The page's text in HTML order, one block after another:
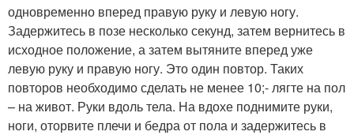
одновременно вперед правую руку и левую ногу.
Задержитесь в позе несколько секунд, затем вернитесь в
исходное положение, а затем вытяните вперед уже
левую руку и правую ногу. Это один повтор. Таких
повторов необходимо сделать не менее 10;- лягте на пол
– на живот. Руки вдоль тела. На вдохе поднимите руки,
ноги, оторвите плечи и бедра от пола и задержитесь в